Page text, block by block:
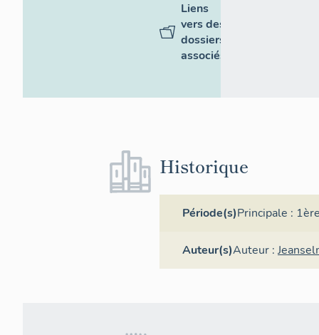
Liens
vers des
dossiers
associés
Historique
Période(s)Principale :
Auteur(s)Auteur :